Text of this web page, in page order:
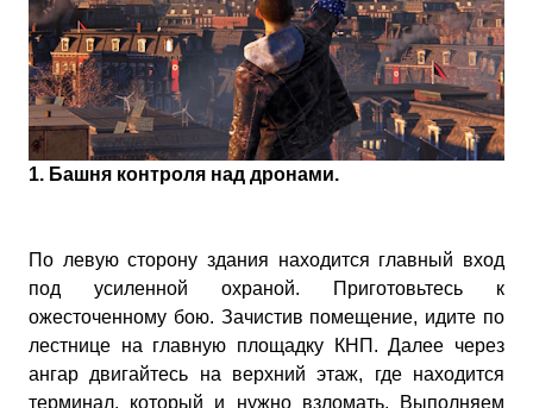
1. Башня контроля над дронами.
По левую сторону здания находится главный вход
под усиленной охраной. Приготовьтесь к
ожесточенному бою. Зачистив помещение, идите по
лестнице на главную площадку КНП. Далее через
ангар двигайтесь на верхний этаж, где находится
терминал, который и нужно взломать. Выполняем